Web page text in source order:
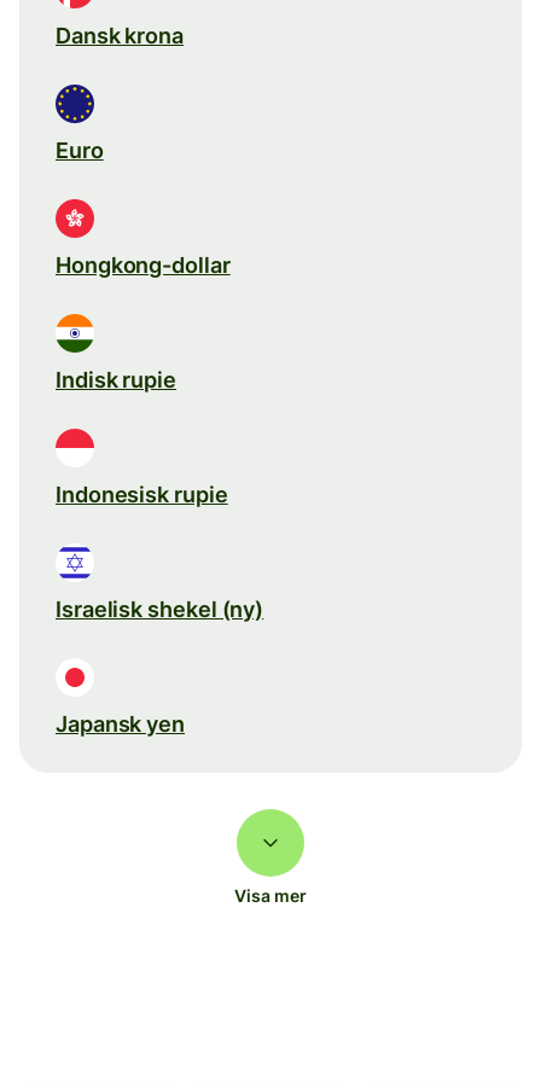
Dansk krona
Euro
Hongkong-dollar
Indisk rupie
Indonesisk rupie
Israelisk shekel (ny)
Japansk yen
Visa mer